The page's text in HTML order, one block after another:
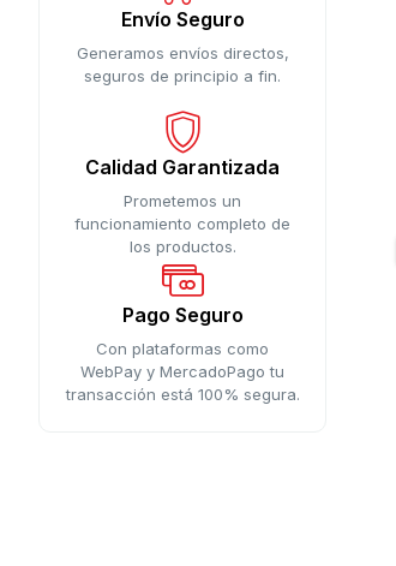
Envío Seguro
Generamos envíos directos,
seguros de principio a fin.
Calidad Garantizada
Prometemos un
funcionamiento completo de
los productos.
Pago Seguro
Con plataformas como
WebPay y MercadoPago tu
transacción está 100% segura.